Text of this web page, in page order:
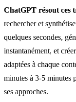
ChatGPT résout ces
rechercher et
quelques secondes,
instantanément, et
adaptées à chaque
minutes à 3-5 minutes
ses approches.